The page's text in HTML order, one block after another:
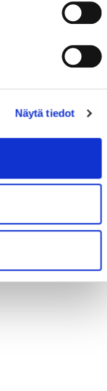
Näytä tiedot
MEET&GREET
Sportin
– jatkoa
- näe